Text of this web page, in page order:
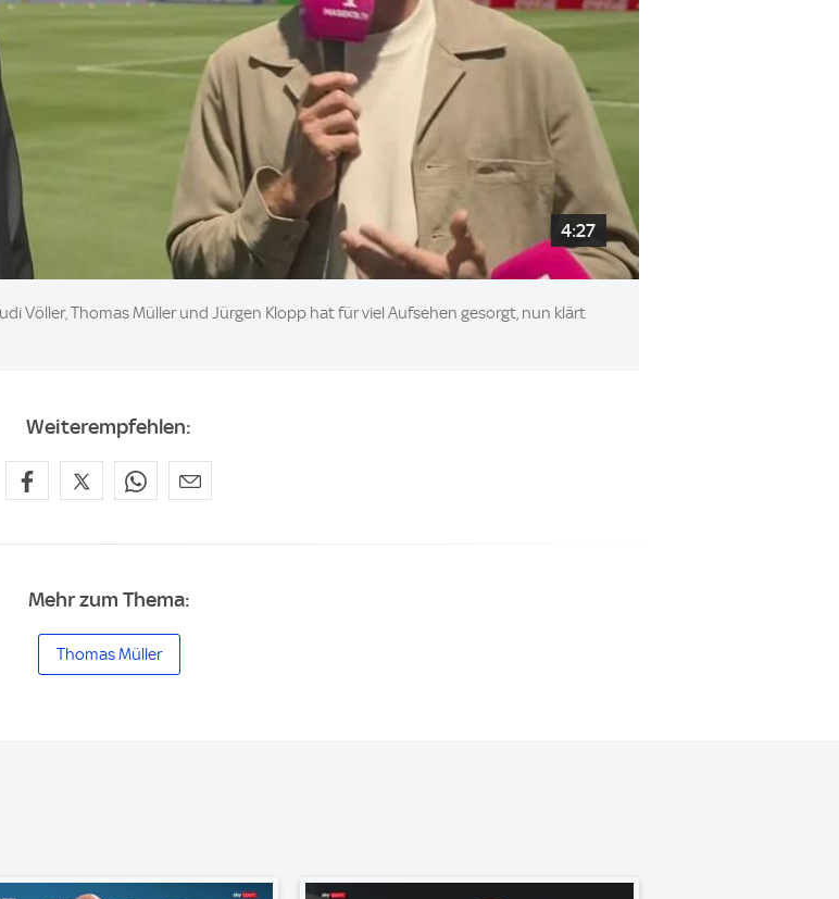
4:27
Völler, Thomas Müller und Jürgen Klopp hat für viel Aufsehen gesorgt, nun klärt
Weiterempfehlen:
Mehr zum Thema:
Thomas Müller